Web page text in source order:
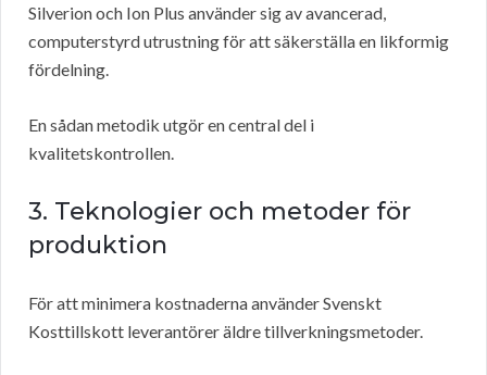
Silverion och Ion Plus använder sig av avancerad,
computerstyrd utrustning för att säkerställa en likformig
fördelning.
En sådan metodik utgör en central del i
kvalitetskontrollen.
3. Teknologier och metoder för
produktion
För att minimera kostnaderna använder Svenskt
Kosttillskott leverantörer äldre tillverkningsmetoder.